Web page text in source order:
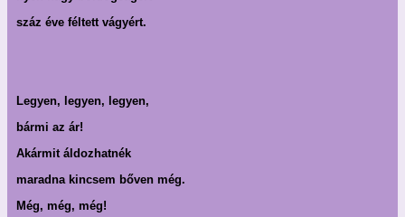
száz éve féltett vágyért.
Legyen, legyen, legyen,
bármi az ár!
Akármit áldozhatnék
maradna kincsem bőven még.
Még, még, még!